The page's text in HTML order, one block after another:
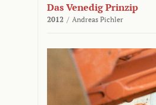
Das Venedig Prinzip
2012 / Andreas Pichler